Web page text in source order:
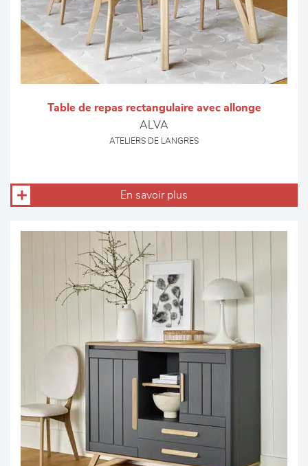
Table de repas rectangulaire avec allonge
ALVA
ATELIERS DE LANGRES
En savoir plus